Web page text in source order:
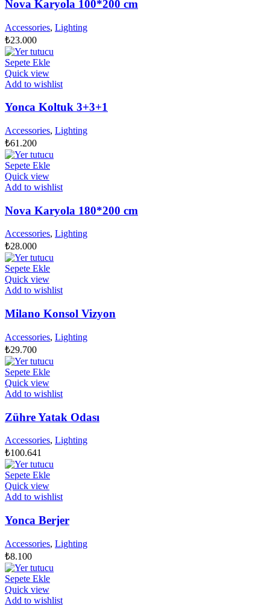
Nova Karyola 100*200 cm
Accessories, Lighting
₺23.000
Sepete Ekle
Quick view
Add to wishlist
Yonca Koltuk 3+3+1
Accessories, Lighting
₺61.200
Sepete Ekle
Quick view
Add to wishlist
Nova Karyola 180*200 cm
Accessories, Lighting
₺28.000
Sepete Ekle
Quick view
Add to wishlist
Milano Konsol Vizyon
Accessories, Lighting
₺29.700
Sepete Ekle
Quick view
Add to wishlist
Zühre Yatak Odası
Accessories, Lighting
₺100.641
Sepete Ekle
Quick view
Add to wishlist
Yonca Berjer
Accessories, Lighting
₺8.100
Sepete Ekle
Quick view
Add to wishlist